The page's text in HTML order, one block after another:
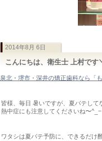
2014年8月 6日
こんにちは、衛生士 上村で
泉北・堺市・深井の矯正歯科なら「
皆様、毎日 暑いですが、夏バテして
熱中症にも注意してくださいね〜
ワタシは夏バテ予防に、できるだけ